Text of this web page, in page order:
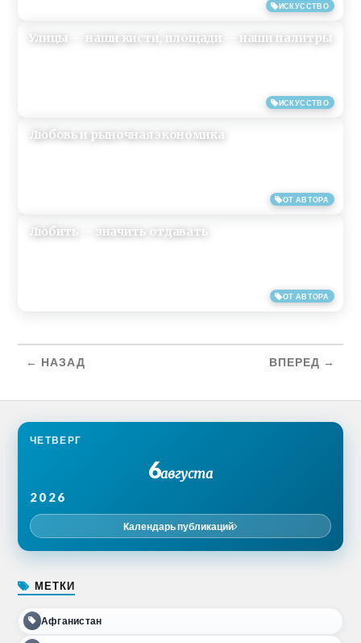
ИСКУССТВО
ИСКУССТВО
Улицы — наши кисти, площади — наши палитры
ОТ АВТОРА
Любовь и рыночная экономика
ОТ АВТОРА
Любить — значить отдавать
← НАЗАД ВПЕРЕД →
ЧЕТВЕРГ
6августа
2026
Календарь публикаций
МЕТКИ
Афганистан